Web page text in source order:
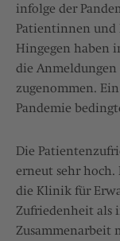
infolge der
Patientinnen und
Hingegen haben
die Anmeldungen
zugenommen.
Pandemie
Die
erneut sehr hoch.
die Klinik für
Zufriedenheit als
Zusammenarbeit